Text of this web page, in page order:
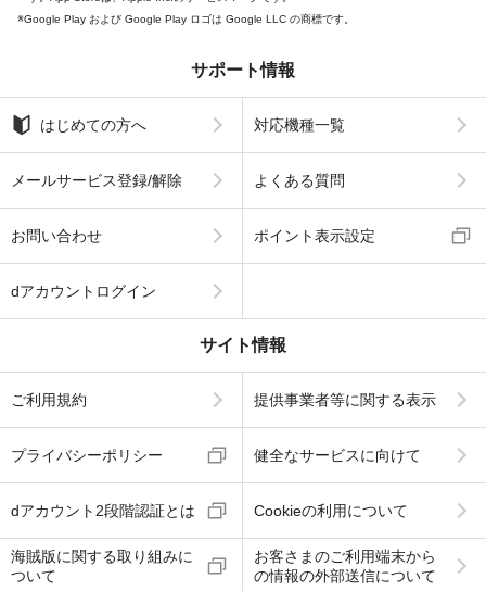
Google Play および Google Play ロゴは Google LLC の商標です。
サポート情報
はじめての方へ 対応機種一覧
メールサービス登録/解除 よくある質問
お問い合わせ ポイント表示設定
dアカウントログイン
サイト情報
ご利用規約 提供事業者等に関する表示
プライバシーポリシー 健全なサービスに向けて
dアカウント2段階認証とは Cookieの利用について
海賊版に関する取り組みに
ついて
お客さまのご利用端末から
の情報の外部送信について